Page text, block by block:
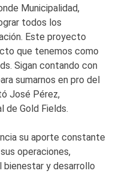
Municipalidad,
todos los
Este proyecto
que tenemos como
Sigan contando con
sumarnos en pro del
José Pérez,
de Gold Fields.
su aporte constante
operaciones,
bienestar y desarrollo